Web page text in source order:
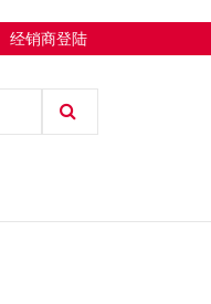
经销商登陆